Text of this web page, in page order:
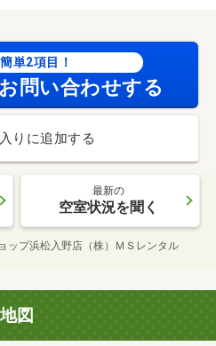
単2項目！
問い合わせする
りに追加する
最新の
空室状況を聞く
ップ浜松入野店（株）ＭＳレンタル
地図